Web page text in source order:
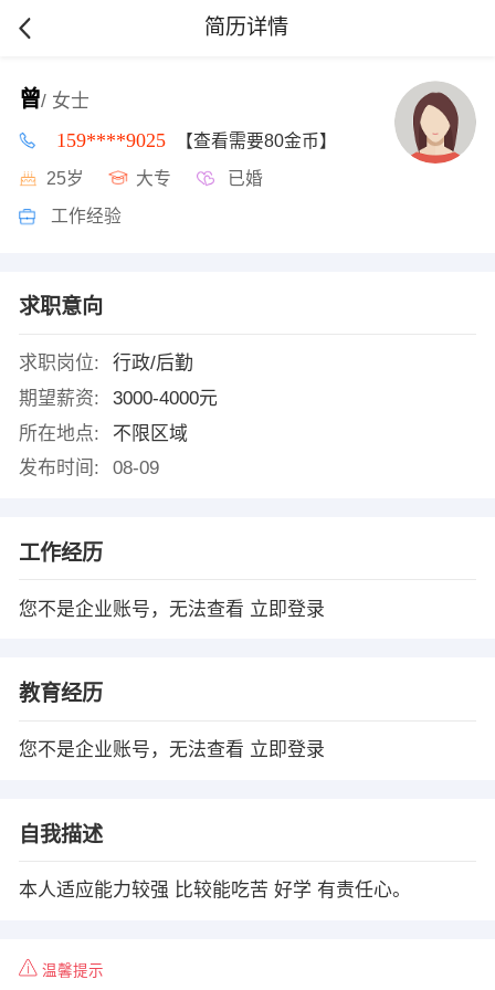
简历详情
曾/ 女士
159****9025 【查看需要80金币】
25岁 大专 已婚
工作经验
求职意向
求职岗位:
行政/后勤
期望薪资:
3000-4000元
所在地点:
不限区域
发布时间:
08-09
工作经历
您不是企业账号，无法查看 立即登录
教育经历
您不是企业账号，无法查看 立即登录
自我描述
本人适应能力较强 比较能吃苦 好学 有责任心。
温馨提示